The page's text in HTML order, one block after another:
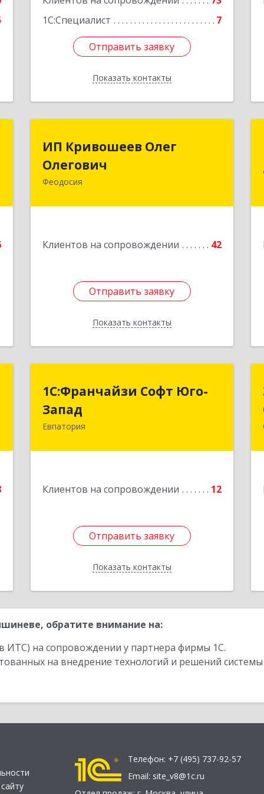
1С:Специалист
7
Отправить заявку
Показать контакты
Отправить заявку
Назад
ИП Кривошеев Олег
Олегович
Феодосия
Клиентов на сопровождении 42
Отправить заявку
Показать контакты
Олегович
Отправить заявку
Назад
1С:Франчайзи Софт Юго-
Запад
Евпатория
Клиентов на сопровождении 12
Отправить заявку
Показать контакты
1С:Франчайзи Софт Юго-
Запад
297407, Крым Респ, Евпатория г,
Отправить заявку
Назад
обратите внимание на:
ИТС) на сопровождении у партнера фирмы 1С.
на внедрение технологий и решений
Телефон: +7 (495) 737-92-57
Email: site_v8@1c.ru